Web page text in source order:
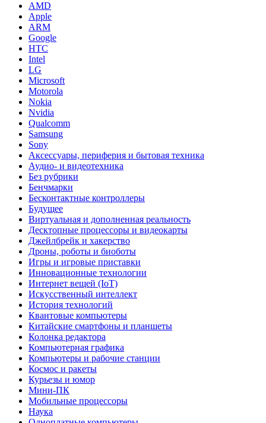
AMD
Apple
ARM
Google
HTC
Intel
LG
Microsoft
Motorola
Nokia
Nvidia
Qualcomm
Samsung
Sony
Аксессуары, периферия и бытовая техника
Аудио- и видеотехника
Без рубрики
Бенчмарки
Бесконтактные контроллеры
Будущее
Виртуальная и дополненная реальность
Десктопные процессоры и видеокарты
Джейлбрейк и хакерство
Дроны, роботы и биоботы
Игры и игровые приставки
Инновационные технологии
Интернет вещей (IoT)
Искусственный интеллект
История технологий
Квантовые компьютеры
Китайские смартфоны и планшеты
Колонка редактора
Компьютерная графика
Компьютеры и рабочие станции
Космос и ракеты
Курьезы и юмор
Мини-ПК
Мобильные процессоры
Наука